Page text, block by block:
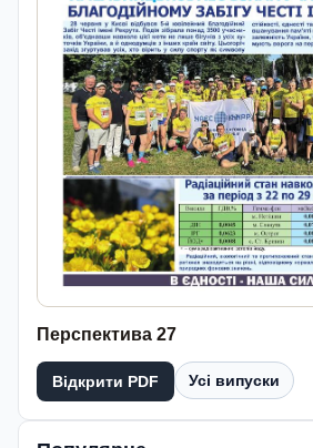
Перспектива 27
Відкрити PDF Усі випуски